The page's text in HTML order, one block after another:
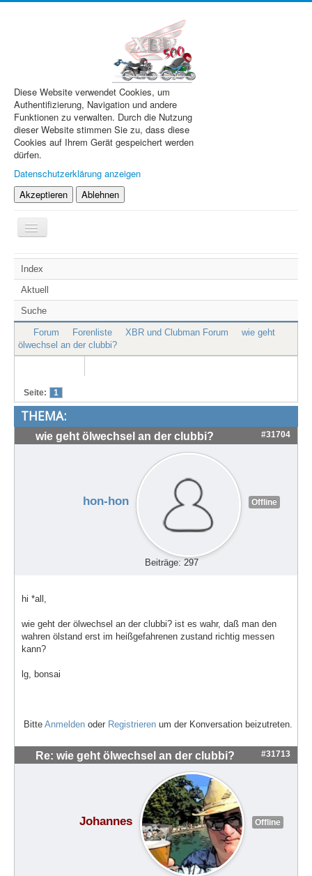
Diese Website verwendet Cookies, um
Authentifizierung, Navigation und andere
Funktionen zu verwalten. Durch die Nutzung
dieser Website stimmen Sie zu, dass diese
Cookies auf Ihrem Gerät gespeichert werden
dürfen.
Datenschutzerklärung anzeigen
Akzeptieren
Ablehnen
Navigation
an/aus
XBR.de
Technik
Forum
Treffen & Touren
Cafe-Ecke
Index
Aktuell
Suche
Forum Forenliste XBR und Clubman Forum
wie geht
ölwechsel an der clubbi?
Seite: 1
THEMA:
wie geht ölwechsel an der clubbi? #31704
hon-hon Offline
Beiträge: 297
hi *all,
wie geht der ölwechsel an der clubbi? ist es wahr, daß man den
wahren ölstand erst im heißgefahrenen zustand richtig messen
kann?
lg, bonsai
Bitte Anmelden oder Registrieren um der Konversation beizutreten.
Re: wie geht ölwechsel an der clubbi? #31713
Johannes Offline